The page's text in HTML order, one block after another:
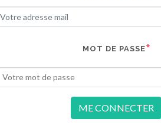
MOT DE PASSE
ME CONNECTER